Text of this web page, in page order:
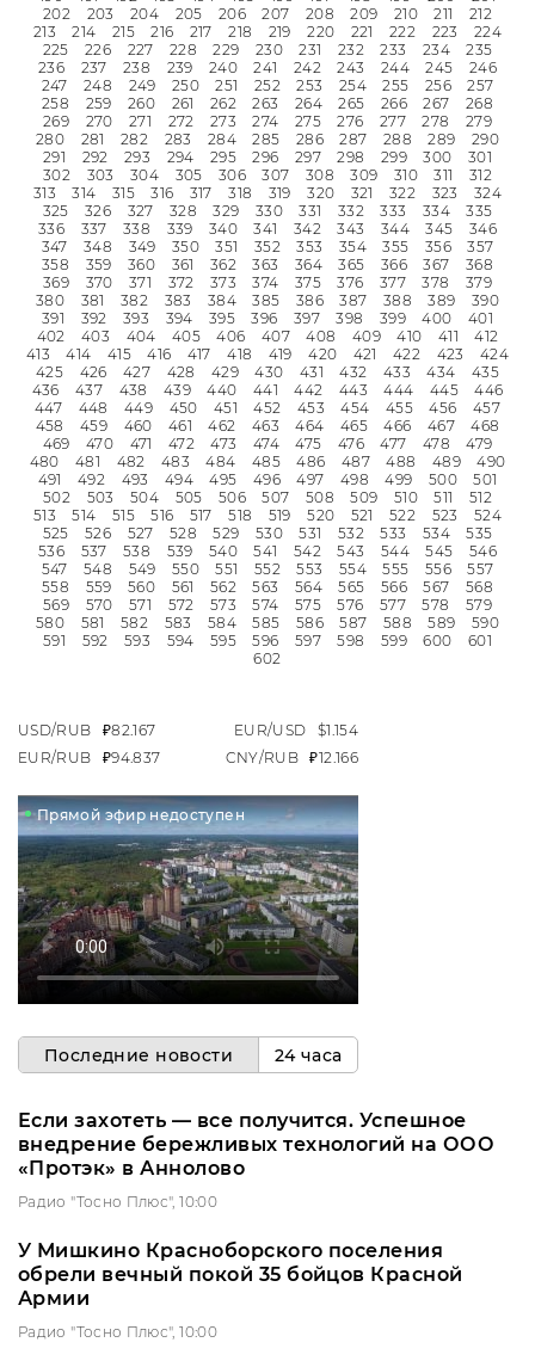
202
203 204 205 206 207 208 209 210 211
212
213
214 215 216 217 218 219 220 221 222 223
224
225
226 227 228 229 230 231 232 233 234
235
236
237 238 239 240 241 242 243 244 245
246
247
248 249 250 251 252 253 254 255 256
257
258
259 260 261 262 263 264 265 266 267
268
269
270 271 272 273 274 275 276 277 278
279
280
281 282 283 284 285 286 287 288 289
290
291
292 293 294 295 296 297 298 299 300
301
302
303 304 305 306 307 308 309 310 311
312
313
314 315 316 317 318 319 320 321 322 323
324
325
326 327 328 329 330 331 332 333 334
335
336
337 338 339 340 341 342 343 344 345
346
347
348 349 350 351 352 353 354 355 356
357
358
359 360 361 362 363 364 365 366 367
368
369
370 371 372 373 374 375 376 377 378
379
380
381 382 383 384 385 386 387 388 389
390
391
392 393 394 395 396 397 398 399 400
401
402
403 404 405 406 407 408 409 410 411
412
413
414 415 416 417 418 419 420 421 422 423
424
425
426 427 428 429 430 431 432 433 434
435
436
437 438 439 440 441 442 443 444 445
446
447
448 449 450 451 452 453 454 455 456
457
458
459 460 461 462 463 464 465 466 467
468
469
470 471 472 473 474 475 476 477 478
479
480
481 482 483 484 485 486 487 488 489
490
491
492 493 494 495 496 497 498 499 500
501
502
503 504 505 506 507 508 509 510 511
512
513
514 515 516 517 518 519 520 521 522 523
524
525
526 527 528 529 530 531 532 533 534
535
536
537 538 539 540 541 542 543 544 545
546
547
548 549 550 551 552 553 554 555 556
557
558
559 560 561 562 563 564 565 566 567
568
569
570 571 572 573 574 575 576 577 578
579
580
581 582 583 584 585 586 587 588 589
590
591
592 593 594 595 596 597 598 599 600
601
602
USD/RUB ₽82.167 EUR/USD
$1.154
EUR/RUB
₽94.837 CNY/RUB ₽12.166
Прямой эфир недоступен
Последние новости 24 часа
Если захотеть — все получится. Успешное
внедрение бережливых технологий на ООО
«Протэк» в Аннолово
Радио "Тосно Плюс", 10:00
У Мишкино Красноборского поселения
обрели вечный покой 35 бойцов Красной
Армии
Радио "Тосно Плюс", 10:00